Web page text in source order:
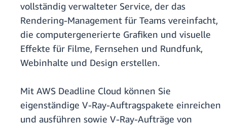
vollständig verwalteter Service, der das
Rendering-Management für Teams vereinfacht,
die computergenerierte Grafiken und visuelle
Effekte für Filme, Fernsehen und Rundfunk,
Webinhalte und Design erstellen.
Mit AWS Deadline Cloud können Sie
eigenständige V-Ray-Auftragspakete einreichen
und ausführen sowie V-Ray-Aufträge von